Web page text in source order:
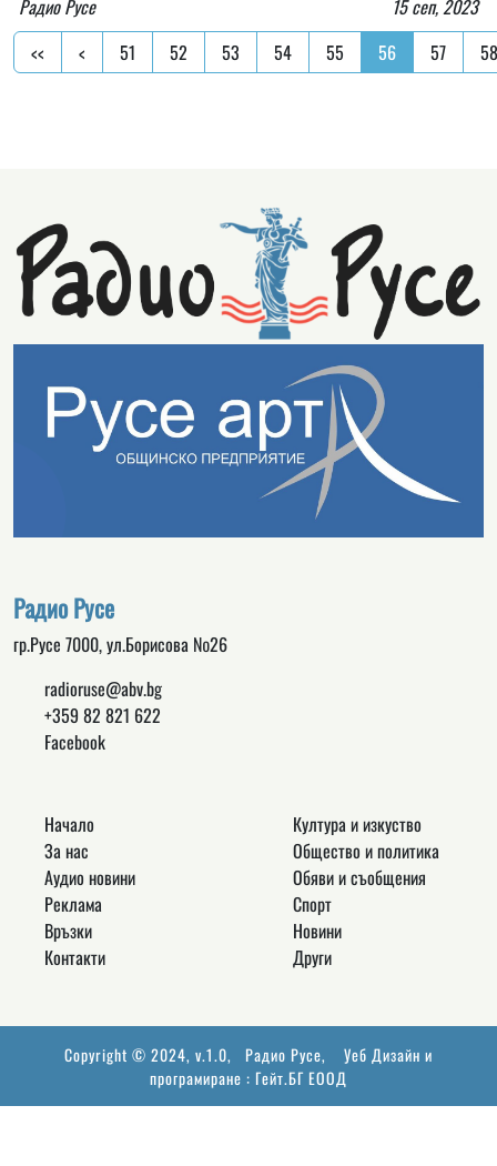
Радио Русе
15 сеп, 2023
<<
< 51 52 53 54 55 56 57 58
Радио Русе
гр.Русе 7000, ул.Борисова №26
radioruse@abv.bg
+359 82 821 622
Facebook
Начало
За нас
Аудио новини
Реклама
Връзки
Контакти
Култура и изкуство
Общество и политика
Обяви и съобщения
Спорт
Новини
Други
Copyright © 2024, v.1.0, Радио Русе, Уеб Дизайн и
програмиране : Гейт.БГ ЕООД